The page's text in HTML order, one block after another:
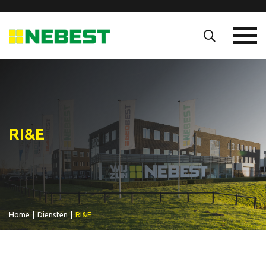
RI&E
Home Diensten | RI&E